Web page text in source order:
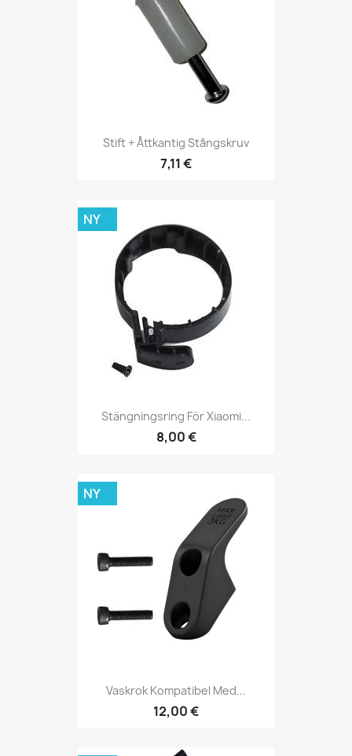
Stift + Åttkantig Stångskruv
7,11 €
Stängningsring För Xiaomi...
8,00 €
NY
Vaskrok Kompatibel Med...
12,00 €
NY